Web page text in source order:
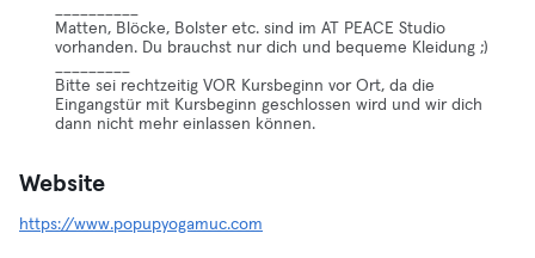
Matten, Blöcke, Bolster etc. sind im AT PEACE Studio
vorhanden. Du brauchst nur dich und bequeme Kleidung ;)
Bitte sei rechtzeitig VOR Kursbeginn vor Ort, da die
Eingangstür mit Kursbeginn geschlossen wird und wir dich
dann nicht mehr einlassen können.
Website
https://www.popupyogamuc.com